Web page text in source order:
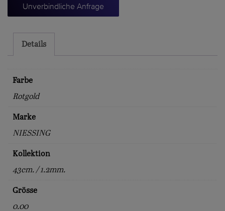
Unverbindliche Anfrage
Details
Farbe
Rotgold
Marke
NIESSING
Kollektion
43cm. / 1.2mm.
Grösse
0.00